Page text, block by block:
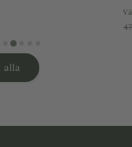
Saga
alla